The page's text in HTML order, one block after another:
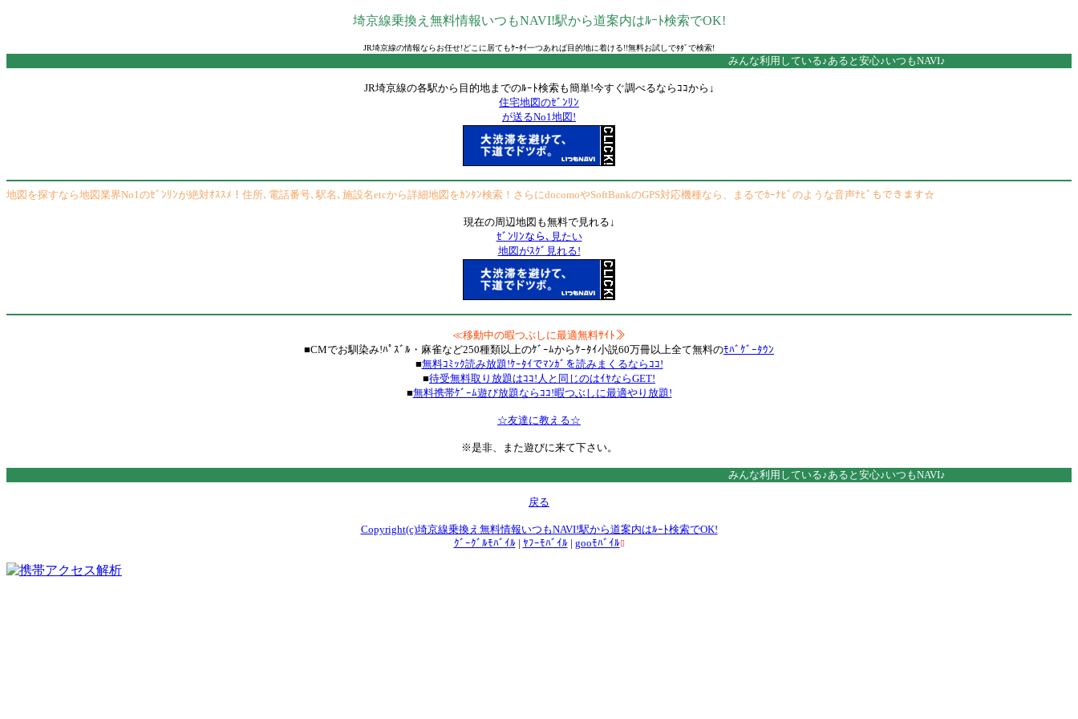
埼京線乗換え無料情報いつもNAVI!駅から道案内はﾙｰﾄ検索でOK!
JR埼京線の情報ならお任せ!どこに居てもｹｰﾀｲ一つあれば目的地に着ける!!無料お試しでﾀﾀﾞで検索!
みんな利用している♪あると安心♪いつもNAVI♪
JR埼京線の各駅から目的地までのﾙｰﾄ検索も簡単!今すぐ調べるならｺｺから↓
住宅地図のｾﾞﾝﾘﾝ
が送るNo1地図!
地図を探すなら地図業界No1のｾﾞﾝﾘﾝが絶対ｵｽｽﾒ！住所､電話番号､駅名､施設名etcから詳細地図をｶﾝﾀﾝ検索！さらにdocomoやSoftBankのGPS対応機種なら、まるでｶｰﾅﾋﾞのような音声ﾅﾋﾞもできます☆
現在の周辺地図も無料で見れる↓
ｾﾞﾝﾘﾝなら､見たい
地図がｽｸﾞ見れる!
≪移動中の暇つぶしに最適無料ｻｲﾄ≫
■CMでお馴染み!ﾊﾟｽﾞﾙ・麻雀など250種類以上のｹﾞｰﾑからｹｰﾀｲ小説60万冊以上全て無料のﾓﾊﾞｹﾞｰﾀｳﾝ
■無料ｺﾐｯｸ読み放題!ｹｰﾀｲでﾏﾝｶﾞを読みまくるならｺｺ!
■待受無料取り放題はｺｺ!人と同じのはｲﾔならGET!
■無料携帯ｹﾞｰﾑ遊び放題ならｺｺ!暇つぶしに最適やり放題!
☆友達に教える☆
※是非、また遊びに来て下さい。
みんな利用している♪あると安心♪いつもNAVI♪
戻る
Copyright(c)埼京線乗換え無料情報いつもNAVI!駅から道案内はﾙｰﾄ検索でOK!
ｸﾞｰｸﾞﾙﾓﾊﾞｲﾙ | ﾔﾌｰﾓﾊﾞｲﾙ | gooﾓﾊﾞｲﾙ